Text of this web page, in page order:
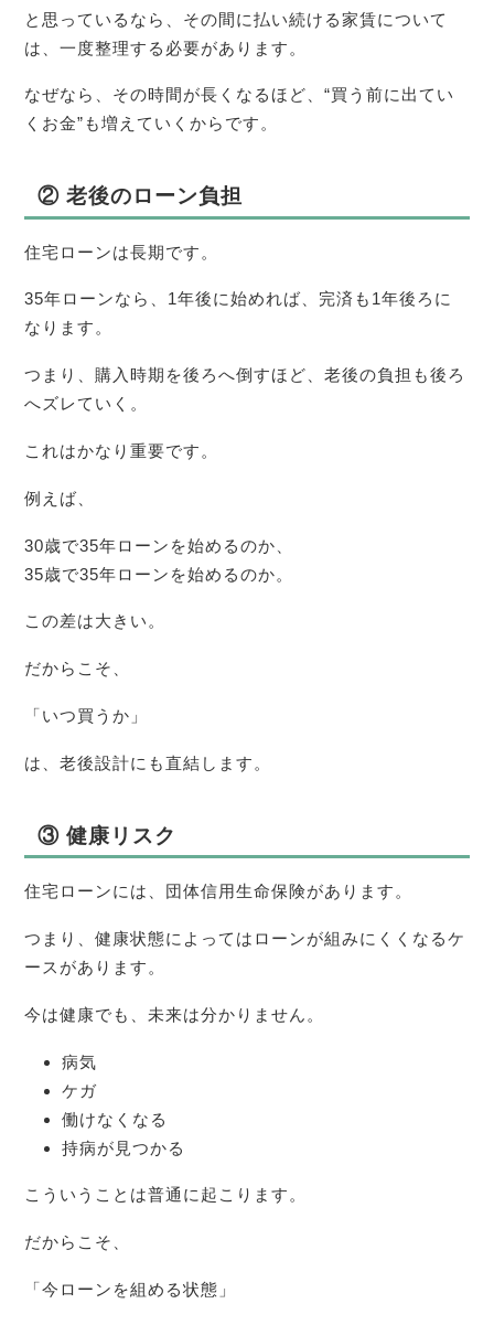
と思っているなら、その間に払い続ける家賃について
は、一度整理する必要があります。
なぜなら、その時間が長くなるほど、“買う前に出てい
くお金”も増えていくからです。
② 老後のローン負担
住宅ローンは長期です。
35年ローンなら、1年後に始めれば、完済も1年後ろに
なります。
つまり、購入時期を後ろへ倒すほど、老後の負担も後ろ
へズレていく。
これはかなり重要です。
例えば、
30歳で35年ローンを始めるのか、
35歳で35年ローンを始めるのか。
この差は大きい。
だからこそ、
「いつ買うか」
は、老後設計にも直結します。
③ 健康リスク
住宅ローンには、団体信用生命保険があります。
つまり、健康状態によってはローンが組みにくくなるケ
ースがあります。
今は健康でも、未来は分かりません。
病気
ケガ
働けなくなる
持病が見つかる
こういうことは普通に起こります。
だからこそ、
「今ローンを組める状態」